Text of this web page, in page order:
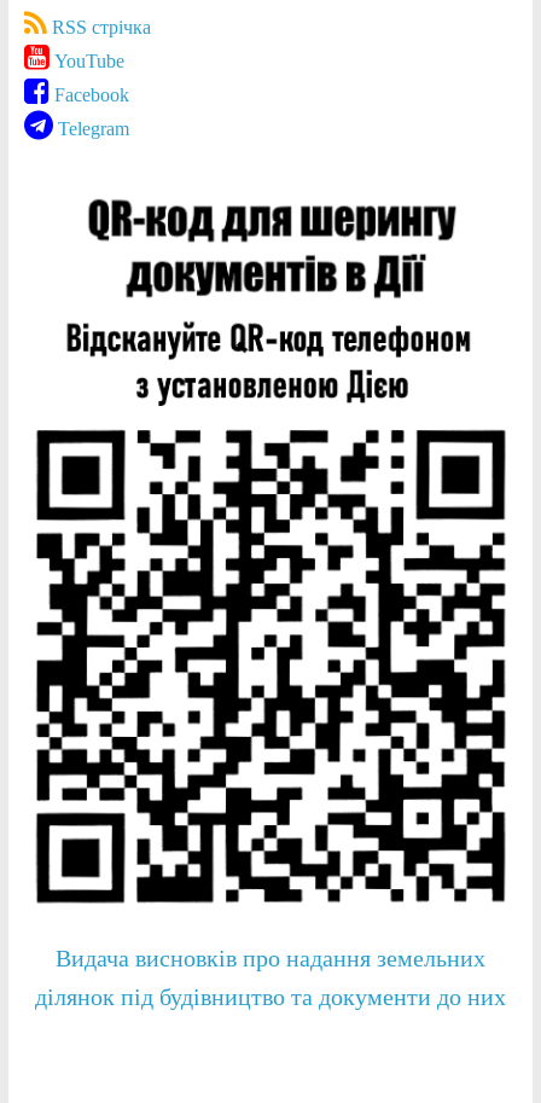
RSS стрічка
YouTube
Facebook
Telegram
Видача висновків про надання земельних
ділянок під будівництво та документи до них